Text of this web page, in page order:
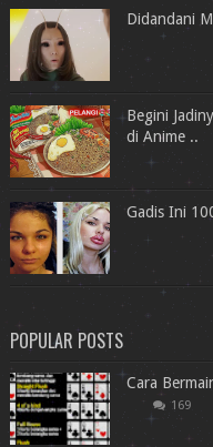
Didandani
Begini
di Anime ..
Gadis Ini
POPULAR POSTS
Cara
169